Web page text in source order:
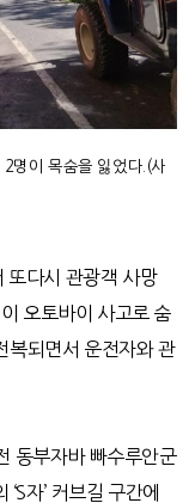
명이 목숨을 잃었다.(사
또다시 관광객 사망
오토바이 사고로 숨
복되면서 운전자와 관
동부자바 빠수루안군
‘S자’ 커브길 구간에